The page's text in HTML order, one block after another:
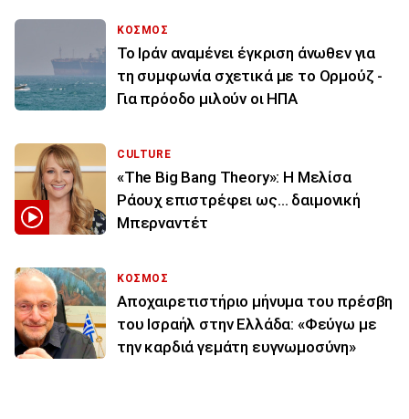
ΚΟΣΜΟΣ
Το Ιράν αναμένει έγκριση άνωθεν για
τη συμφωνία σχετικά με το Ορμούζ -
Για πρόοδο μιλούν οι ΗΠΑ
CULTURE
«The Big Bang Theory»: Η Μελίσα
Ράουχ επιστρέφει ως… δαιμονική
Μπερναντέτ
ΚΟΣΜΟΣ
Αποχαιρετιστήριο μήνυμα του πρέσβη
του Ισραήλ στην Ελλάδα: «Φεύγω με
την καρδιά γεμάτη ευγνωμοσύνη»